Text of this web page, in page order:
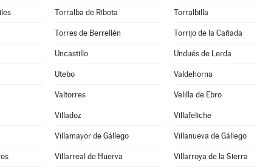
Torralba de Ribota Torralbilla
Torres de Berrellén Torrijo de la Cañada
Uncastillo Undués de Lerda
Utebo Valdehorna
Valtorres Velilla de Ebro
Villadoz Villafeliche
Villamayor de Gállego Villanueva de Gállego
Villarreal de Huerva Villarroya de la Sierra